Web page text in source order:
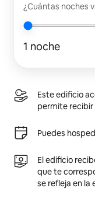
¿Cuántas noches
1 noche
Este edificio
permite
Puedes
El edificio
que te
se refleja en la